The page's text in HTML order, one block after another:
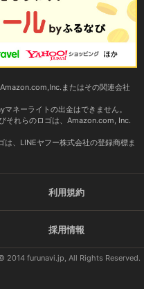
またはその関連会社
ネーライトの出金はできません。
それらのロゴは、Amazon.com, Inc.
、LINEヤフー株式会社の登録商標ま
利用規約
採用情報
2014 furunavi.jp, All Rights Reserved.